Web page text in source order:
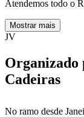
Atendemos todo o
Mostrar mais
JV
Organizado
Cadeiras
No ramo desde